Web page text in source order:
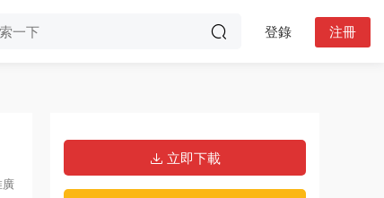
登錄 注冊
廣
立即下載